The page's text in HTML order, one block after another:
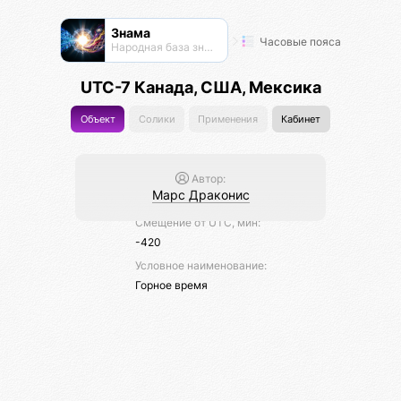
Знама
Народная база знаний Часовые пояса
UTC-7 Канада, США, Мексика
Объект Солики Применения Кабинет
Автор:
Марс Драконис
Смещение от UTC, мин:
-420
Условное наименование:
Горное время